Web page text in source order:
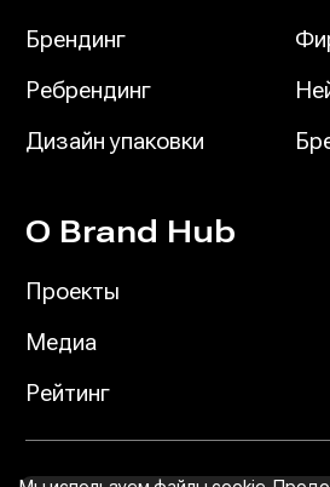
Брендинг
Ребрендинг
Дизайн упаковки
О Brand Hub
Проекты
Медиа
Рейтинг